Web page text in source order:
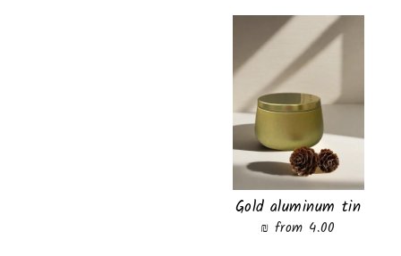
Gold aluminum tin
from 4.00 ₪